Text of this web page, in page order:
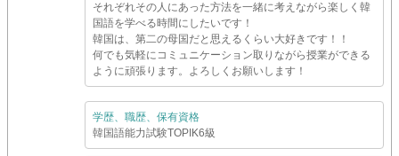
それぞれその人にあった方法を一緒に考えながら楽しく韓
国語を学べる時間にしたいです！
韓国は、第二の母国だと思えるくらい大好きです！！
何でも気軽にコミュニケーション取りながら授業ができる
ように頑張ります。よろしくお願いします！
学歴、職歴、保有資格
韓国語能力試験TOPIK6級